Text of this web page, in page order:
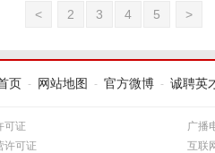
< 2 3 4 5 >
页 - 网站地图 - 官方微博 - 诚聘英
可证
许可证
广播
互联